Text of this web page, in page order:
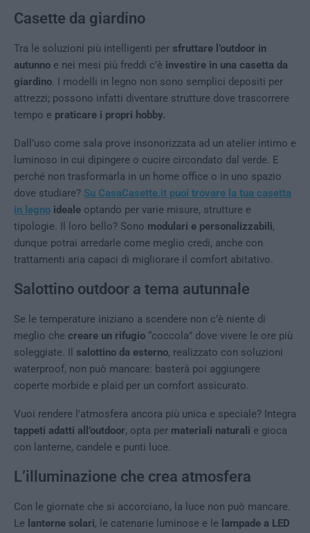
Casette da giardino
Tra le soluzioni più intelligenti per sfruttare l’outdoor in
autunno e nei mesi più freddi c’è investire in una casetta da
giardino. I modelli in legno non sono semplici depositi per
attrezzi; possono infatti diventare strutture dove trascorrere
tempo e praticare i propri hobby.
Dall’uso come sala prove insonorizzata ad un atelier intimo e
luminoso in cui dipingere o cucire circondato dal verde. E
perché non trasformarla in un home office o in uno spazio
dove studiare? Su CasaCasette.it puoi trovare la tua casetta
in legno ideale optando per varie misure, strutture e
tipologie. Il loro bello? Sono modulari e personalizzabili,
dunque potrai arredarle come meglio credi, anche con
trattamenti aria capaci di migliorare il comfort abitativo.
Salottino outdoor a tema autunnale
Se le temperature iniziano a scendere non c’è niente di
meglio che creare un rifugio “coccola” dove vivere le ore più
soleggiate. Il salottino da esterno, realizzato con soluzioni
waterproof, non può mancare: basterà poi aggiungere
coperte morbide e plaid per un comfort assicurato.
Vuoi rendere l’atmosfera ancora più unica e speciale? Integra
tappeti adatti all’outdoor, opta per materiali naturali e gioca
con lanterne, candele e punti luce.
L’illuminazione che crea atmosfera
Con le giornate che si accorciano, la luce non può mancare.
Le lanterne solari, le catenarie luminose e le lampade a LED